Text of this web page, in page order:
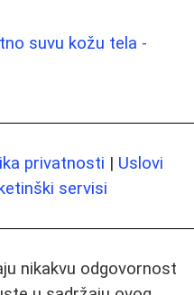
suvu kožu tela -
privatnosti | Uslovi
servisi
nikakvu odgovornost